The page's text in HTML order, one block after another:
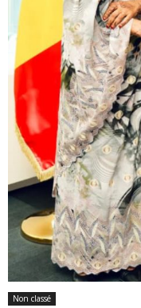
Non classé